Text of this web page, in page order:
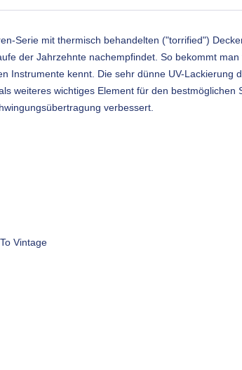
Serie mit thermisch behandelten ("torrified")
der Jahrzehnte nachempfindet. So bekommt
Instrumente kennt. Die sehr dünne UV-Lackierung
weiteres wichtiges Element für den bestmöglichen
verbessert.
Vintage